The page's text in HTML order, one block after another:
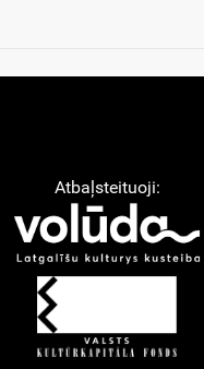
Atbaļsteituoji: